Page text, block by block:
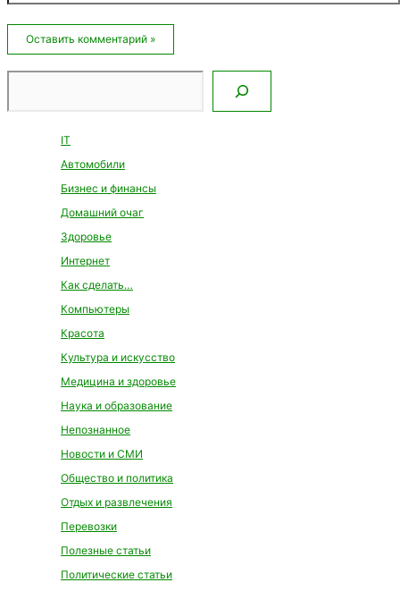
IT
Автомобили
Бизнес и финансы
Домашний очаг
Здоровье
Интернет
Как сделать…
Компьютеры
Красота
Культура и искусство
Медицина и здоровье
Наука и образование
Непознанное
Новости и СМИ
Общество и политика
Отдых и развлечения
Перевозки
Полезные статьи
Политические статьи